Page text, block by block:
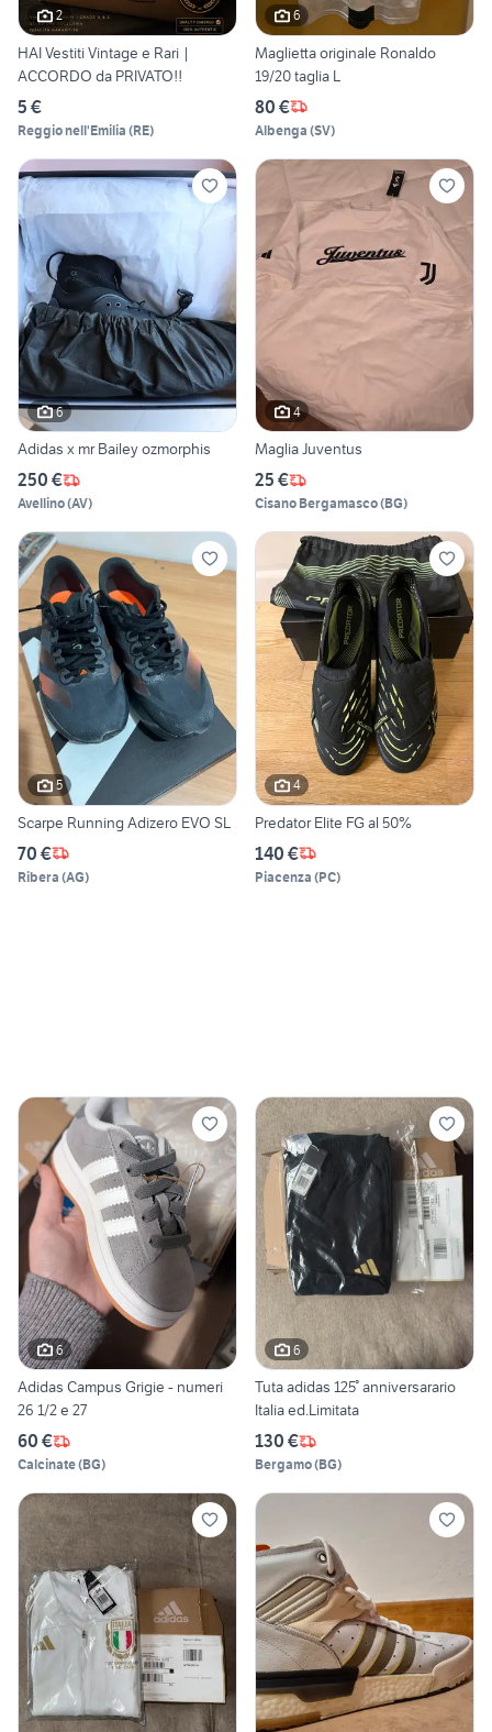
2
HAI Vestiti Vintage e Rari |
ACCORDO da PRIVATO!!
5 €
Reggio nell'Emilia (RE)
6
Maglietta originale Ronaldo
19/20 taglia L
80 €
Albenga (SV)
6
Adidas x mr Bailey ozmorphis
250 €
Avellino(AV)
4
Maglia Juventus
25 €
Cisano Bergamasco(BG)
5
Scarpe Running Adizero EVO SL
70 €
Ribera (AG)
4
Predator Elite FG al 50%
140 €
Piacenza (PC)
6
Adidas Campus Grigie - numeri
26 1/2 e 27
60 €
Calcinate(BG)
6
Tuta adidas 125° anniversarario
Italia ed.Limitata
130 €
Bergamo(BG)